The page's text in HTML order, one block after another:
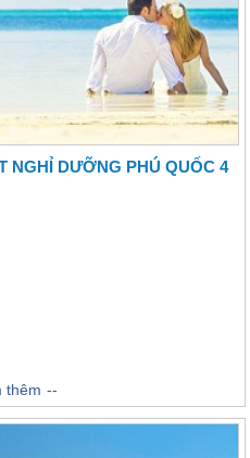
NGHỈ DƯỠNG PHÚ QUỐC 4
các bạn muốn lựa chọn một địa
thêm